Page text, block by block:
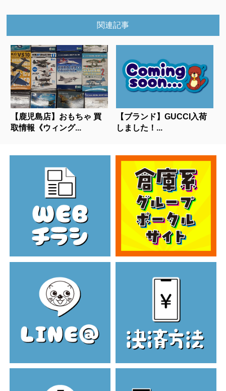
関連記事
【鹿児島店】おもちゃ 買
取情報《ウィング...
【ブランド】GUCCI入荷
しました！...